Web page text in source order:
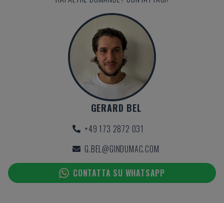
GERARD BEL
+49 173 2872 031
G.BEL@GINDUMAC.COM
CONTATTA SU WHATSAPP